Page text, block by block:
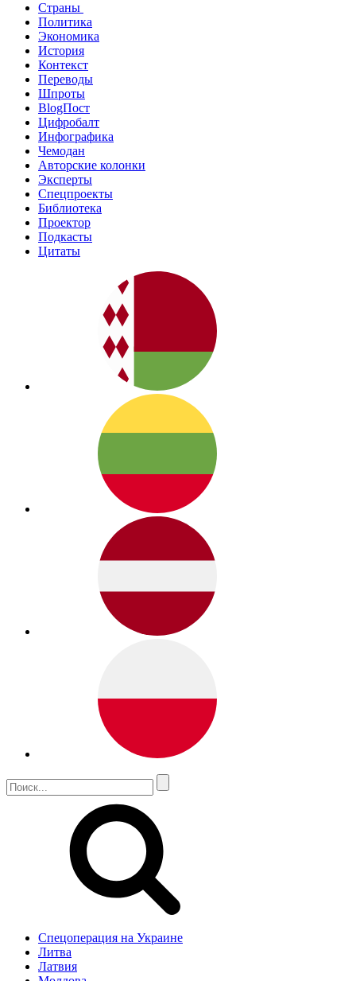
Страны
Политика
Экономика
История
Контекст
Переводы
Шпроты
BlogПост
Цифробалт
Инфографика
Чемодан
Авторские колонки
Эксперты
Спецпроекты
Библиотека
Проектор
Подкасты
Цитаты
Спецоперация на Украине
Литва
Латвия